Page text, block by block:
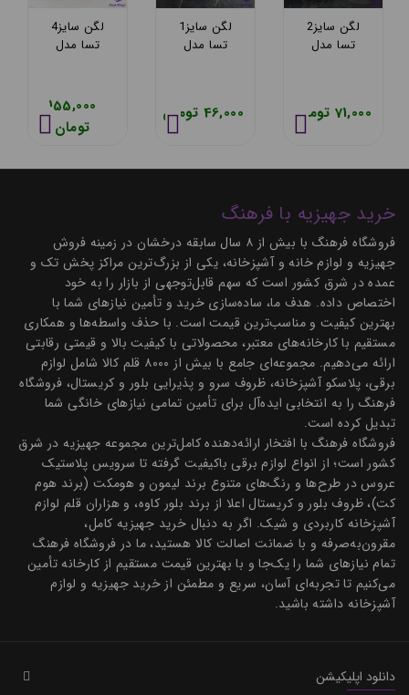
لگن سایز2
تسا مدل
71,000 تومان
لگن سایز1
تسا مدل
46,000 تومان
لگن سایز4
تسا مدل
155,000
تومان
خرید جهیزیه با فرهنگ
فروشگاه فرهنگ با بیش از ۸ سال سابقه درخشان در زمینه فروش
جهیزیه و لوازم خانه و آشپزخانه، یکی از بزرگ‌ترین مراکز پخش تک و
عمده در شرق کشور است که سهم قابل‌توجهی از بازار را به خود
اختصاص داده. هدف ما، ساده‌سازی خرید و تأمین نیازهای شما با
بهترین کیفیت و مناسب‌ترین قیمت است. با حذف واسطه‌ها و همکاری
مستقیم با کارخانه‌های معتبر، محصولاتی با کیفیت بالا و قیمتی رقابتی
ارائه می‌دهیم. مجموعه‌ای جامع با بیش از ۸۰۰۰ قلم کالا شامل لوازم
برقی، پلاسکو آشپزخانه، ظروف سرو و پذیرایی بلور و کریستال، فروشگاه
فرهنگ را به انتخابی ایده‌آل برای تأمین تمامی نیازهای خانگی شما
تبدیل کرده است.
فروشگاه فرهنگ با افتخار ارائه‌دهنده کامل‌ترین مجموعه جهیزیه در شرق
کشور است؛ از انواع لوازم برقی باکیفیت گرفته تا سرویس پلاستیک
عروس در طرح‌ها و رنگ‌های متنوع برند لیمون و هومکت (برند هوم
کت)، ظروف بلور و کریستال اعلا از برند بلور کاوه، و هزاران قلم لوازم
آشپزخانه کاربردی و شیک. اگر به دنبال خرید جهیزیه کامل،
مقرون‌به‌صرفه و با ضمانت اصالت کالا هستید، ما در فروشگاه فرهنگ
تمام نیازهای شما را یک‌جا و با بهترین قیمت مستقیم از کارخانه تأمین
می‌کنیم تا تجربه‌ای آسان، سریع و مطمئن از خرید جهیزیه و لوازم
آشپزخانه داشته باشید.
دانلود اپلیکیشن